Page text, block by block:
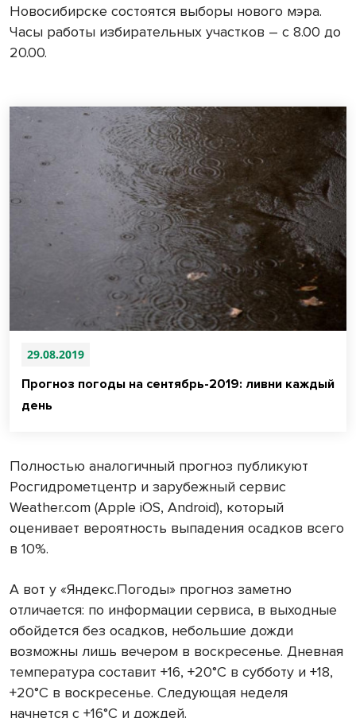
Новосибирске состоятся выборы нового мэра.
Часы работы избирательных участков – с 8.00 до
20.00.
29.08.2019
Прогноз погоды на сентябрь-2019: ливни каждый
день
Полностью аналогичный прогноз публикуют
Росгидрометцентр и зарубежный сервис
Weather.com (Apple iOS, Android), который
оценивает вероятность выпадения осадков всего
в 10%.
А вот у «Яндекс.Погоды» прогноз заметно
отличается: по информации сервиса, в выходные
обойдется без осадков, небольшие дожди
возможны лишь вечером в воскресенье. Дневная
температура составит +16, +20°С в субботу и +18,
+20°С в воскресенье. Следующая неделя
начнется с +16°С и дождей.